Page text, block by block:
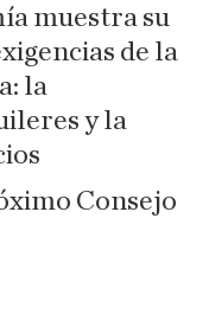
muestra su
de la
la
y la
Consejo